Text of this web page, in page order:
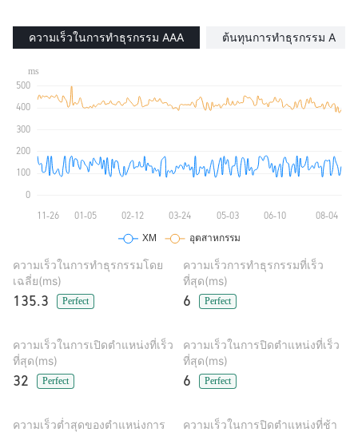
การดำเนินการเร็วพิเศษ - สัมผัสการดำเนิ
นการที่เร็วขึ้น โดยไม่มีการปฏิเสธ และไม่มี
มิชชั่นในบัญชีส่วนใหญ่ ราคาที่ชัดเจน แล
ะไม่มีค่าธรรมเนียมแอบแฝง\n การถอนเงิน
ความเร็วในการทำธุรกรรม AAA ต้นทุนการทำธุรกรรม A
ความเร็วในการทำธุรกรรมโดย
เฉลี่ย(ms)
135.3 Perfect
ความเร็วการทำธุรกรรมที่เร็ว
ที่สุด(ms)
6 Perfect
ความเร็วในการเปิดตำแหน่งที่เร็ว
ที่สุด(ms)
32 Perfect
ความเร็วในการปิดตำแหน่งที่เร็ว
ที่สุด(ms)
6 Perfect
ความเร็วต่ำสุดของตำแหน่งการ
ความเร็วในการปิดตำแหน่งที่ช้า